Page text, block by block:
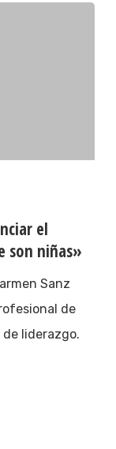
el
son niñas»
Sanz
de
liderazgo.